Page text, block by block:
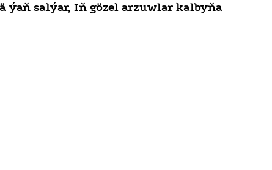
ýaň salýar, Iň gözel arzuwlar kalbyňa